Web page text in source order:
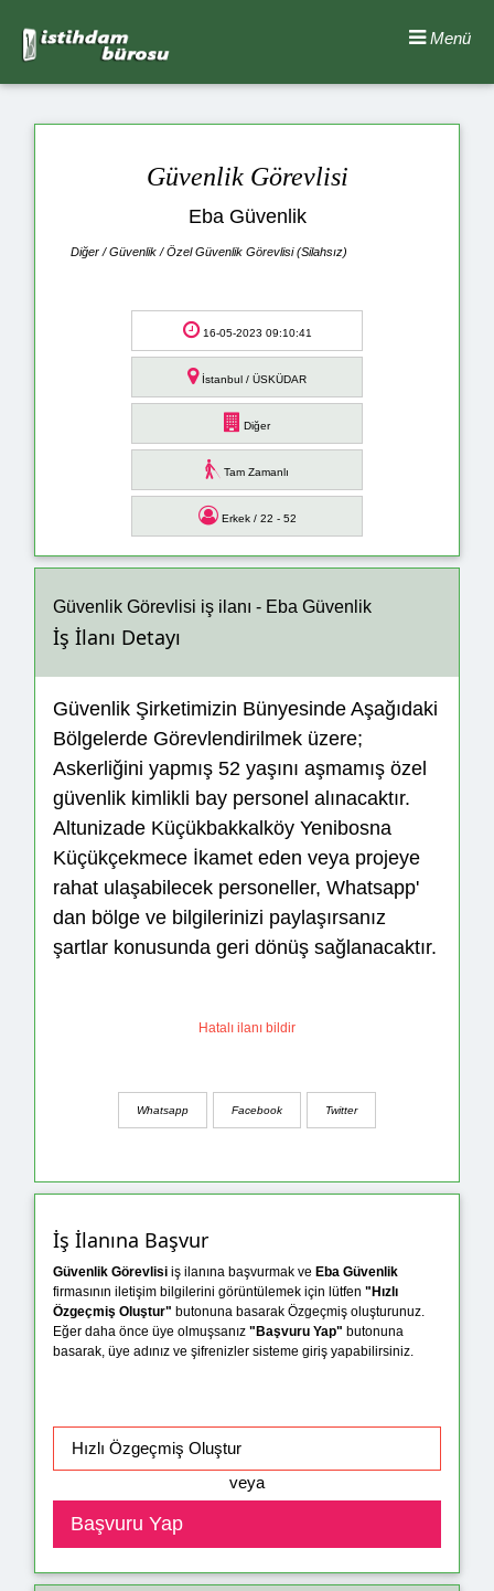
Menü
Güvenlik Görevlisi
Eba Güvenlik
Diğer / Güvenlik / Özel Güvenlik Görevlisi (Silahsız)
16-05-2023 09:10:41
İstanbul / ÜSKÜDAR
Diğer
Tam Zamanlı
Erkek / 22 - 52
Güvenlik Görevlisi iş ilanı - Eba Güvenlik
İş İlanı Detayı
Güvenlik Şirketimizin Bünyesinde Aşağıdaki
Bölgelerde Görevlendirilmek üzere;
Askerliğini yapmış 52 yaşını aşmamış özel
güvenlik kimlikli bay personel alınacaktır.
Altunizade Küçükbakkalköy Yenibosna
Küçükçekmece İkamet eden veya projeye
rahat ulaşabilecek personeller, Whatsapp'
dan bölge ve bilgilerinizi paylaşırsanız
şartlar konusunda geri dönüş sağlanacaktır.
Hatalı ilanı bildir
Whatsapp Facebook Twitter
İş İlanına Başvur
Güvenlik Görevlisi iş ilanına başvurmak ve Eba Güvenlik
firmasının iletişim bilgilerini görüntülemek için lütfen "Hızlı
Özgeçmiş Oluştur" butonuna basarak Özgeçmiş oluşturunuz.
Eğer daha önce üye olmuşsanız "Başvuru Yap" butonuna
basarak, üye adınız ve şifrenizler sisteme giriş yapabilirsiniz.
veya